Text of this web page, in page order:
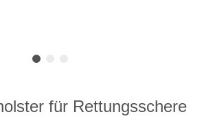
für Rettungsschere